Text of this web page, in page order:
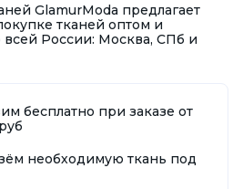
GlamurModa предлагает
тканей оптом и
всей России: Москва, СПб и
бесплатно при заказе от
необходимую ткань под